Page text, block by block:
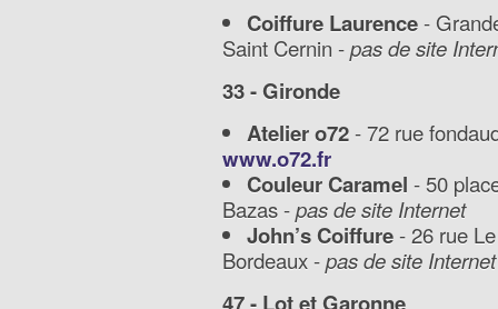
Coiffure Laurence-
Saint Cernin -pas de site
33 - Gironde
Atelier o72- 72 rue
www.o72.fr
Couleur Caramel - 50
Bazas -pas de site Internet
John’s Coiffure- 26 rue
Bordeaux -pas de site Internet
47 - Lot et Garonne